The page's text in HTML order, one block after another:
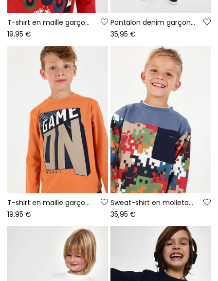
T-shirt en maille garçon grenat imprimé Keep Cool
19,95 €
Pantalon denim garçon bleu avec cordon
35,95 €
T-shirt en maille garçon orange imprimé Game On
19,95 €
Sweat-shirt en molleton garçon bleu imprimé pixels
35,95 €